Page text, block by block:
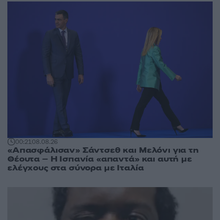
00:2108.08.26
«Απασφάλισαν» Σάντσεθ και Μελόνι για τη
Θέουτα – Η Ισπανία «απαντά» και αυτή με
ελέγχους στα σύνορα με Ιταλία